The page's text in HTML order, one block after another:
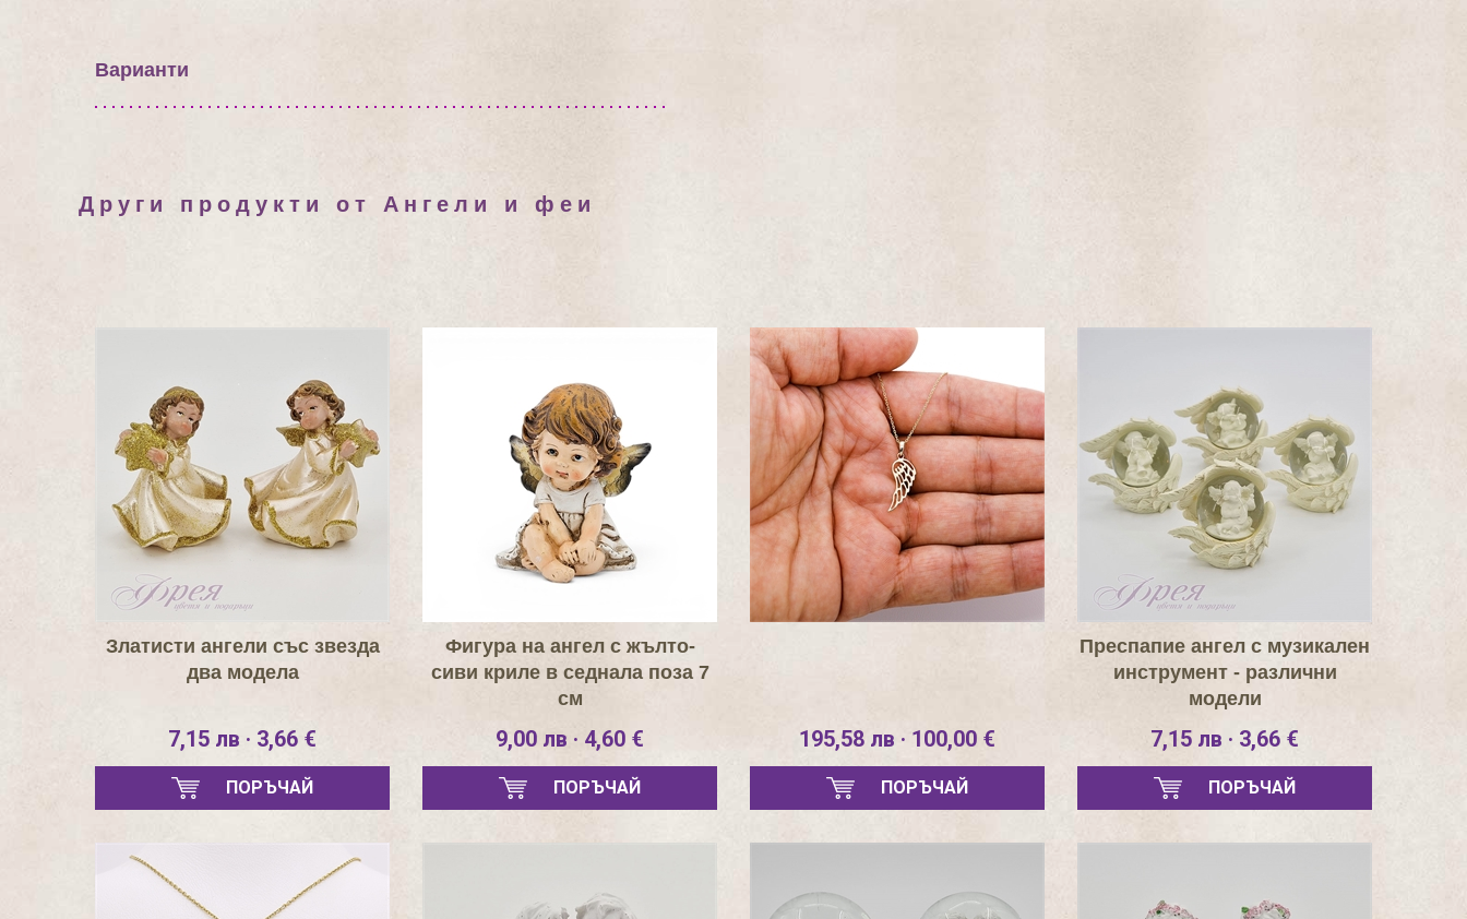
Варианти
Други продукти от Ангели и феи
Златисти ангели със звезда
два модела
7,15 лв · 3,66 €
ПОРЪЧАЙ
Фигура на ангел с жълто-
сиви криле в седнала поза 7
см
9,00 лв · 4,60 €
ПОРЪЧАЙ
195,58 лв · 100,00 €
ПОРЪЧАЙ
Преспапие ангел с музикален
инструмент - различни
модели
7,15 лв · 3,66 €
ПОРЪЧАЙ